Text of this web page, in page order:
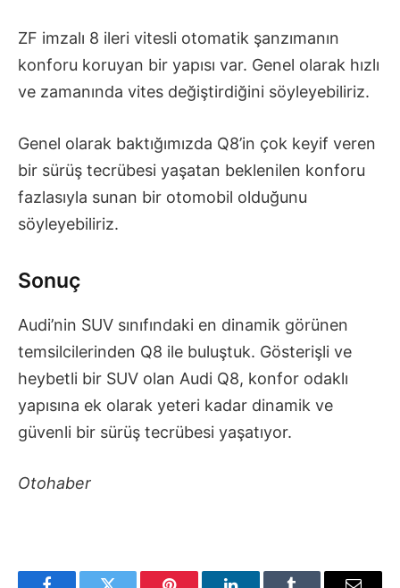
ZF imzalı 8 ileri vitesli otomatik şanzımanın
konforu koruyan bir yapısı var. Genel olarak hızlı
ve zamanında vites değiştirdiğini söyleyebiliriz.
Genel olarak baktığımızda Q8’in çok keyif veren
bir sürüş tecrübesi yaşatan beklenilen konforu
fazlasıyla sunan bir otomobil olduğunu
söyleyebiliriz.
Sonuç
Audi’nin SUV sınıfındaki en dinamik görünen
temsilcilerinden Q8 ile buluştuk. Gösterişli ve
heybetli bir SUV olan Audi Q8, konfor odaklı
yapısına ek olarak yeteri kadar dinamik ve
güvenli bir sürüş tecrübesi yaşatıyor.
Otohaber